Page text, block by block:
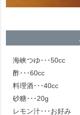
海峡つゆ･･･50cc
酢･･･60cc
料理酒･･･40cc
砂糖･･･20g
レモン汁･･･お好み